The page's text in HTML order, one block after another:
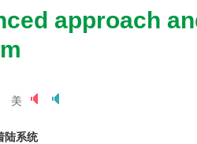
approach
美
陆系统